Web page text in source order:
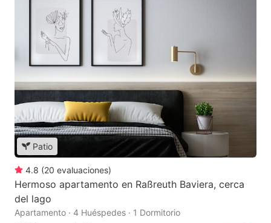
Patio
4.8 (20 evaluaciones)
Hermoso apartamento en Raßreuth Baviera, cerca
del lago
Apartamento · 4 Huéspedes · 1 Dormitorio